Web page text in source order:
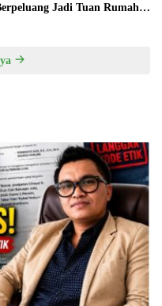
Jadi Tuan Rumah